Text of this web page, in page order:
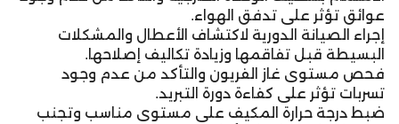
عوائق تؤثر على تدفق الهواء.
إجراء الصيانة الدورية لاكتشاف الأعطال والمشكلات
البسيطة قبل تفاقمها وزيادة تكاليف إصلاحها.
فحص مستوى غاز الفريون والتأكد من عدم وجود
تسربات تؤثر على كفاءة دورة التبريد.
ضبط درجة حرارة المكيف على مستوى مناسب وتجنب